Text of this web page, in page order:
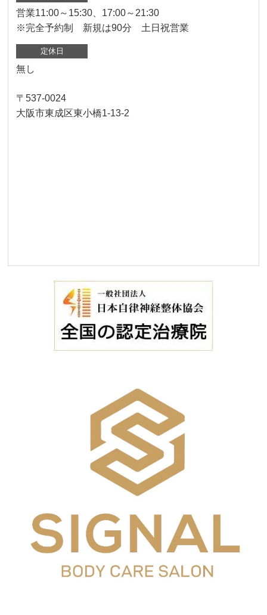
営業11:00～15:30、17:00～21:30
※完全予約制 新規は90分 土日祝営業
定休日
無し
〒537-0024
大阪市東成区東小橋1-13-2